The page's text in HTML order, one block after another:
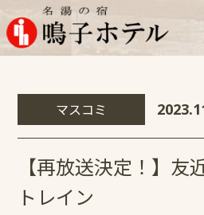
マスコミ
【再放送決定！】友
トレイン